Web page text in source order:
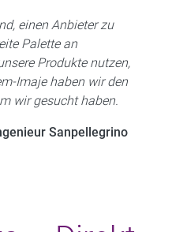
einen Anbieter zu
Palette an
Produkte nutzen,
Imaje haben wir den
wir gesucht haben.
Sanpellegrino